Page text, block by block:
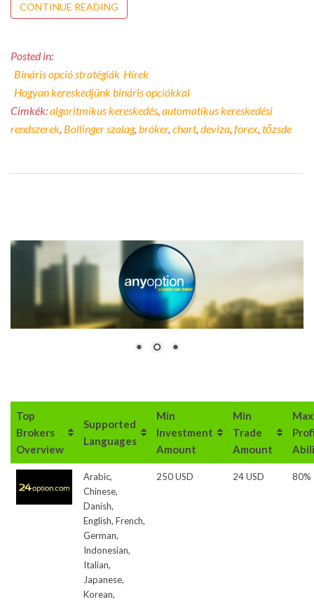
CONTINUE READING
Posted in:
Bináris opció stratégiák Hírek
Hogyan kereskedjünk bináris opciókkal
Címkék:algoritmikus kereskedés, automatikus kereskedési
rendszerek, Bollinger szalag, bróker, chart, deviza, forex, tőzsde
Top
Brokers
Overview
Supported
Languages
Min
Investment
Amount
Min
Trade
Amount
Max
Arabic,
Chinese,
Danish,
English, French,
German,
Indonesian,
Italian,
Japanese,
Korean,
250 USD 24 USD 80%